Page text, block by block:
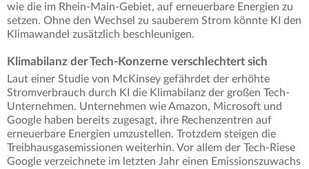
wie die im Rhein-Main-Gebiet, auf erneuerbare Energien zu
setzen. Ohne den Wechsel zu sauberem Strom könnte KI den
Klimawandel zusätzlich beschleunigen.
Klimabilanz der Tech-Konzerne verschlechtert sich
Laut einer Studie von McKinsey gefährdet der erhöhte
Stromverbrauch durch KI die Klimabilanz der großen Tech-
Unternehmen. Unternehmen wie Amazon, Microsoft und
Google haben bereits zugesagt, ihre Rechenzentren auf
erneuerbare Energien umzustellen. Trotzdem steigen die
Treibhausgasemissionen weiterhin. Vor allem der Tech-Riese
Google verzeichnete im letzten Jahr einen Emissionszuwachs